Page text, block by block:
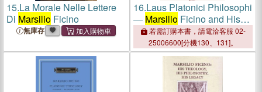
15.La Morale Nelle Lettere
Di Marsilio Ficino
無庫存
16.Laus Platonici Philosophi
― MarsilioFicino and His
Influence
若需訂購本書，請電洽客服 02-
25006600[分機130、131]。